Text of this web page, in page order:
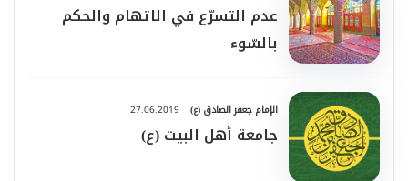
عدم التسرّع في الاتهام والحكم
بالسّوء
الإمام جعفر الصادق (ع) 27.06.2019
جامعة أهل البيت (ع)‏